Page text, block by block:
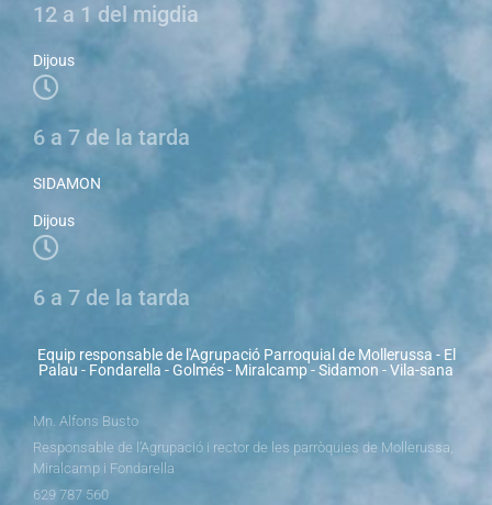
12 a 1 del migdia
Dijous
6 a 7 de la tarda
SIDAMON
Dijous
6 a 7 de la tarda
Equip responsable de l'Agrupació Parroquial de Mollerussa - El
Palau - Fondarella - Golmés - Miralcamp - Sidamon - Vila-sana
Mn. Alfons Busto
Responsable de l’Agrupació i rector de les parròquies de Mollerussa,
Miralcamp i Fondarella
629 787 560